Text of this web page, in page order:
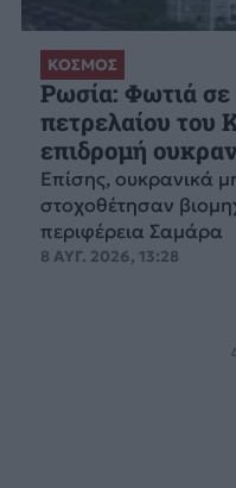
ΚΟΣΜΟΣ
Ρωσία: Φωτιά σε
πετρελαίου του
επιδρομή
Επίσης, ουκρανικά
στοχοθέτησαν
περιφέρεια Σαμάρα
8 ΑΥΓ. 2026, 13:28